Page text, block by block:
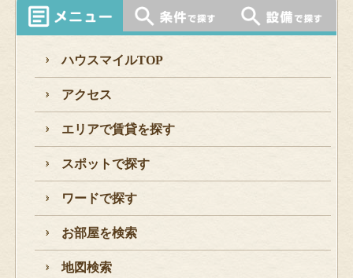
ハウスマイルTOP
アクセス
エリアで賃貸を探す
スポットで探す
ワードで探す
お部屋を検索
地図検索